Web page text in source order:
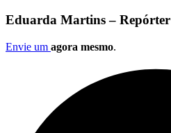
Eduarda Martins – Repórter
Envie um agora mesmo.